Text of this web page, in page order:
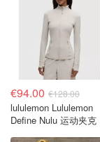
€94.00 €128.00
lululemon Lululemon
Define Nulu 运动夹克